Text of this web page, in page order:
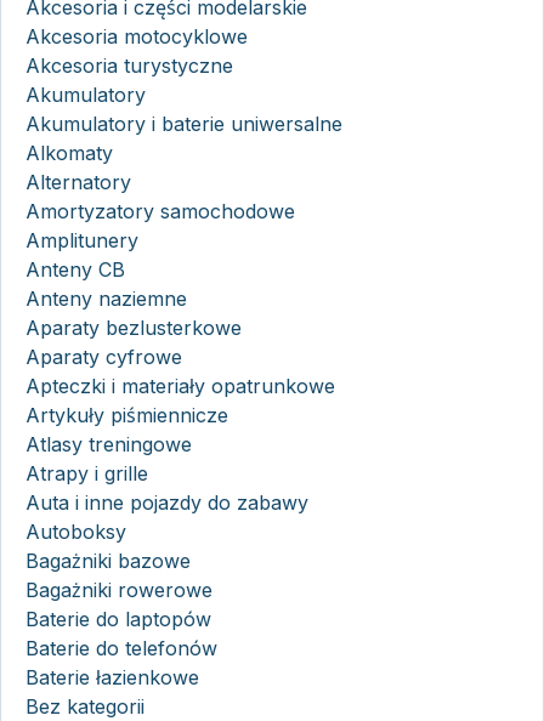
Akcesoria i części modelarskie
Akcesoria motocyklowe
Akcesoria turystyczne
Akumulatory
Akumulatory i baterie uniwersalne
Alkomaty
Alternatory
Amortyzatory samochodowe
Amplitunery
Anteny CB
Anteny naziemne
Aparaty bezlusterkowe
Aparaty cyfrowe
Apteczki i materiały opatrunkowe
Artykuły piśmiennicze
Atlasy treningowe
Atrapy i grille
Auta i inne pojazdy do zabawy
Autoboksy
Bagażniki bazowe
Bagażniki rowerowe
Baterie do laptopów
Baterie do telefonów
Baterie łazienkowe
Bez kategorii